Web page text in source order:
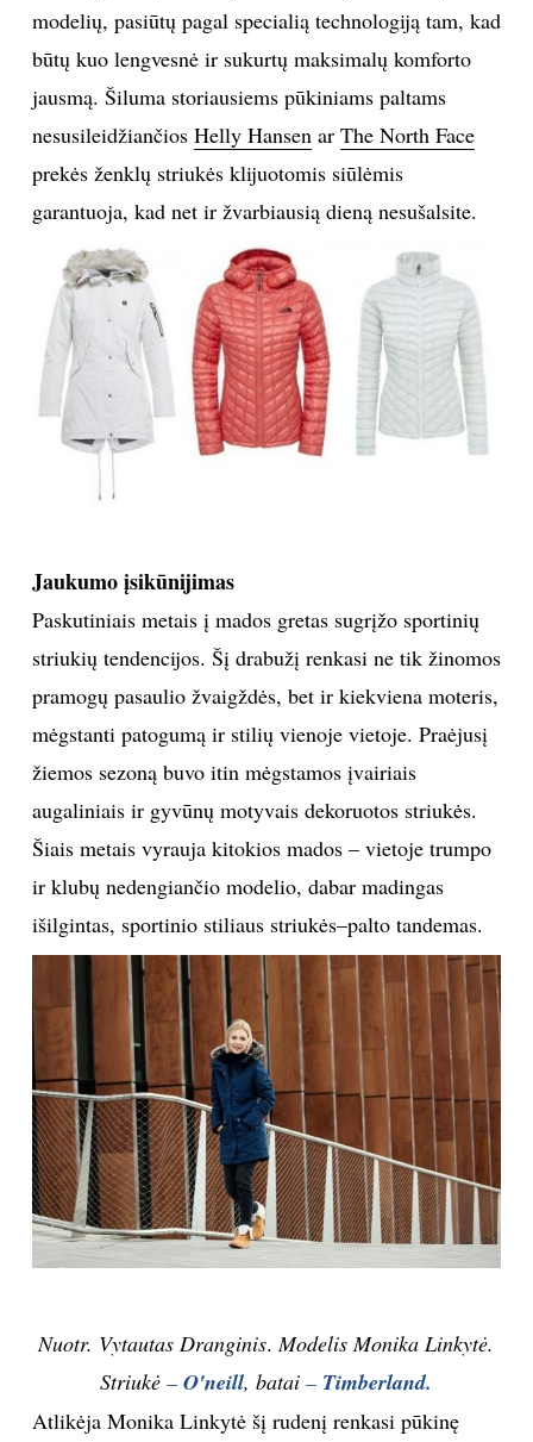
modelių, pasiūtų pagal specialią technologiją tam, kad
būtų kuo lengvesnė ir sukurtų maksimalų komforto
jausmą. Šiluma storiausiems pūkiniams paltams
nesusileidžiančios Helly Hansenar The North Face
prekės ženklų striukės klijuotomis siūlėmis
garantuoja, kad net ir žvarbiausią dieną nesušalsite.
Jaukumo įsikūnijimas
Paskutiniais metais į mados gretas sugrįžo sportinių
striukių tendencijos. Šį drabužį renkasi ne tik žinomos
pramogų pasaulio žvaigždės, bet ir kiekviena moteris,
mėgstanti patogumą ir stilių vienoje vietoje. Praėjusį
žiemos sezoną buvo itin mėgstamos įvairiais
augaliniais ir gyvūnų motyvais dekoruotos striukės.
Šiais metais vyrauja kitokios mados – vietoje trumpo
ir klubų nedengiančio modelio, dabar madingas
išilgintas, sportinio stiliaus striukės–palto tandemas.
Nuotr. Vytautas Dranginis.Modelis Monika Linkytė.
Striukė–O'neill, batai– Timberland.
Atlikėja Monika Linkytė šį rudenį renkasi pūkinę